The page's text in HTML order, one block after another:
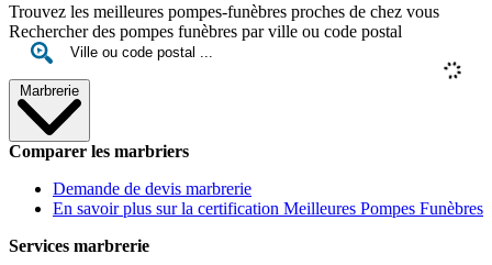
Trouvez les meilleures pompes-funèbres proches de chez vous
Rechercher des pompes funèbres par ville ou code postal
Marbrerie
Comparer les marbriers
Demande de devis marbrerie
En savoir plus sur la certification Meilleures Pompes Funèbres
Services marbrerie